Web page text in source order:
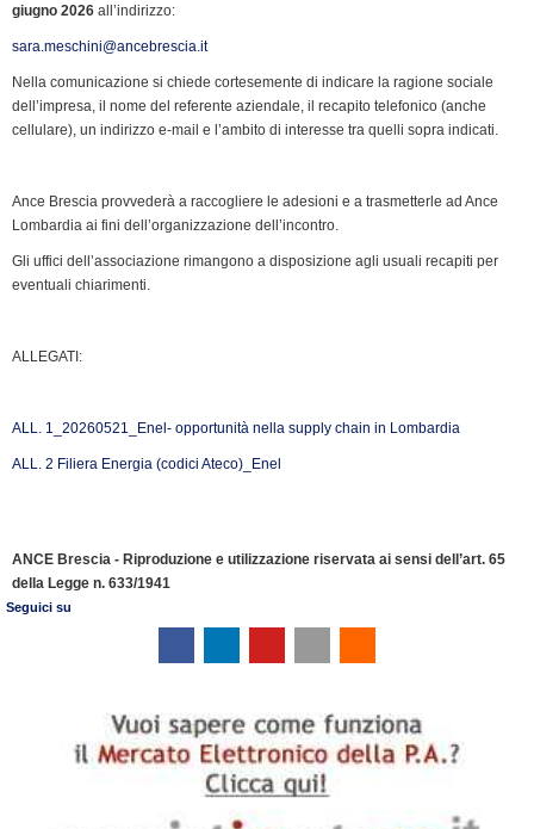
giugno 2026 all’indirizzo:
sara.meschini@ancebrescia.it
Nella comunicazione si chiede cortesemente di indicare la ragione sociale
dell’impresa, il nome del referente aziendale, il recapito telefonico (anche
cellulare), un indirizzo e-mail e l’ambito di interesse tra quelli sopra indicati.
Ance Brescia provvederà a raccogliere le adesioni e a trasmetterle ad Ance
Lombardia ai fini dell’organizzazione dell’incontro.
Gli uffici dell’associazione rimangono a disposizione agli usuali recapiti per
eventuali chiarimenti.
ALLEGATI:
ALL. 1_20260521_Enel- opportunità nella supply chain in Lombardia
ALL. 2 Filiera Energia (codici Ateco)_Enel
ANCE Brescia - Riproduzione e utilizzazione riservata ai sensi dell’art. 65
della Legge n. 633/1941
Seguici su